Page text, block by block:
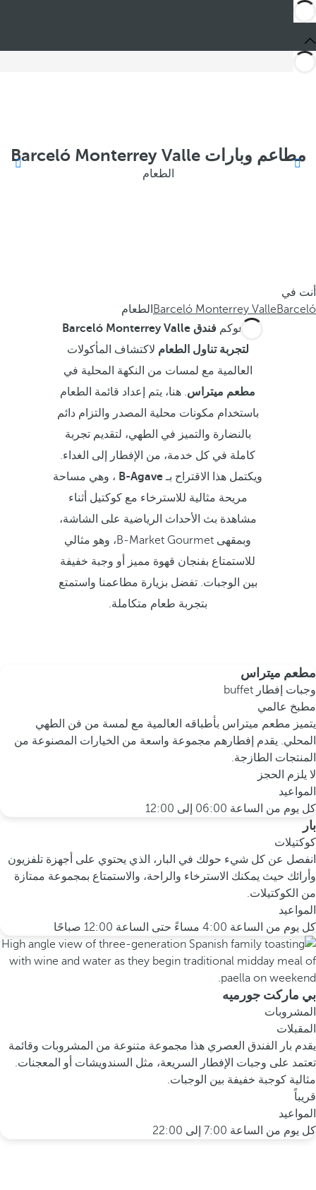
مطاعم وبارات Barceló Monterrey Valle
الطعام
أنت في
Barceló
Barceló Monterrey Valle الطعام
يدعوكم
فندق Barceló Monterrey Valle
لتجربة تناول الطعام لاكتشاف المأكولات
العالمية مع لمسات من النكهة المحلية في
مطعم ميتراس. هنا، يتم إعداد قائمة الطعام
باستخدام مكونات محلية المصدر والتزام دائم
بالنضارة والتميز في الطهي، لتقديم تجربة
كاملة في كل خدمة، من الإفطار إلى الغداء.
ويكتمل هذا الاقتراح بـB-Agave ، وهي مساحة
مريحة مثالية للاسترخاء مع كوكتيل أثناء
مشاهدة بث الأحداث الرياضية على الشاشة،
وبمقهى B-Market Gourmet، وهو مثالي
للاستمتاع بفنجان قهوة مميز أو وجبة خفيفة
بين الوجبات. تفضل بزيارة مطاعمنا واستمتع
بتجربة طعام متكاملة.
مطعم ميتراس
وجبات إفطار buffet
مطبخ عالمي
يتميز مطعم ميتراس بأطباقه العالمية مع لمسة من فن الطهي
المحلي. يقدم إفطارهم مجموعة واسعة من الخيارات المصنوعة من
المنتجات الطازجة.
لا يلزم الحجز
المواعيد
كل يوم من الساعة 06:00 إلى 12:00
بار
كوكتيلات
انفصل عن كل شيء حولك في البار، الذي يحتوي على أجهزة تلفزيون
وأرائك حيث يمكنك الاسترخاء والراحة، والاستمتاع بمجموعة ممتازة
من الكوكتيلات.
المواعيد
كل يوم من الساعة 4:00 مساءً حتى الساعة 12:00 صباحًا
بي ماركت جورميه
المشروبات
المقبلات
يقدم بار الفندق العصري هذا مجموعة متنوعة من المشروبات وقائمة
تعتمد على وجبات الإفطار السريعة، مثل السندويشات أو المعجنات.
مثالية كوجبة خفيفة بين الوجبات.
قريباً
المواعيد
كل يوم من الساعة 7:00 إلى 22:00